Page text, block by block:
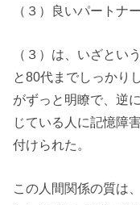
（３）良いパートナ
（３）は、いざとい
と80代までしっかり
がずっと明瞭で、逆
じている人に記憶障
付けられた。
この人間関係の質は